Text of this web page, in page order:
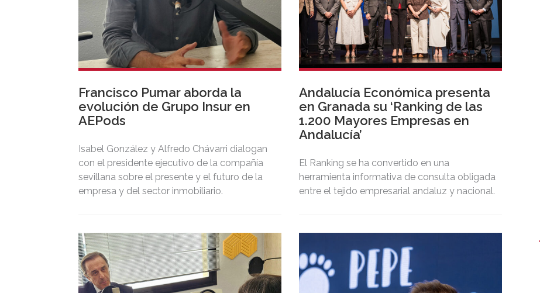
Francisco Pumar aborda la
evolución de Grupo Insur en
AEPods
Isabel González y Alfredo Chávarri dialogan
con el presidente ejecutivo de la compañía
sevillana sobre el presente y el futuro de la
empresa y del sector inmobiliario.
Andalucía Económica presenta
en Granada su ‘Ranking de las
1.200 Mayores Empresas en
Andalucía’
El Ranking se ha convertido en una
herramienta informativa de consulta obligada
entre el tejido empresarial andaluz y nacional.